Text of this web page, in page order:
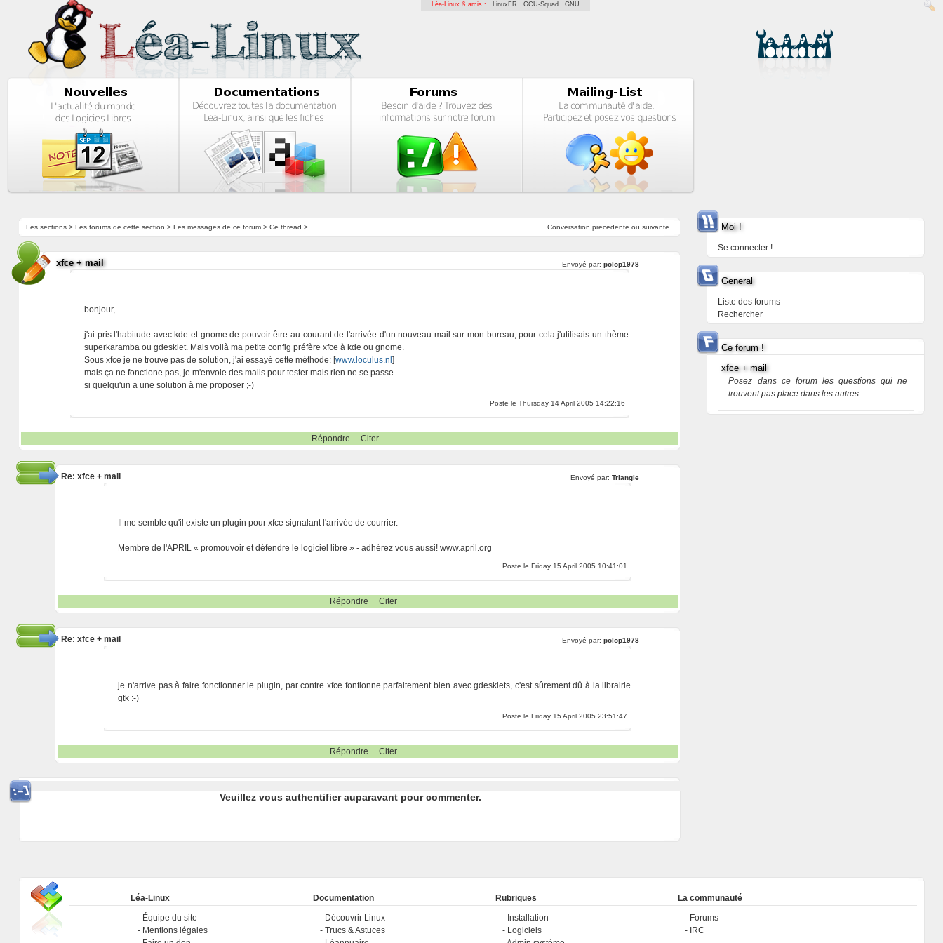
Léa-Linux & amis : LinuxFR GCU-Squad GNU
Conversation precedente ou suivante
Les sections> Les forums de cette section > Les messages de ce forum> Ce thread >
xfce + mail Envoyé par: polop1978
bonjour,
j'ai pris l'habitude avec kde et gnome de pouvoir être au courant de l'arrivée d'un nouveau mail sur mon bureau, pour cela j'utilisais un thème
superkaramba ou gdesklet. Mais voilà ma petite config préfère xfce à kde ou gnome.
Sous xfce je ne trouve pas de solution, j'ai essayé cette méthode: [www.loculus.nl]
mais ça ne fonctione pas, je m'envoie des mails pour tester mais rien ne se passe...
si quelqu'un a une solution à me proposer ;-)
Poste le Thursday 14 April 2005 14:22:16
Répondre Citer
Re: xfce + mail Envoyé par: Triangle
Il me semble qu'il existe un plugin pour xfce signalant l'arrivée de courrier.
Membre de l'APRIL « promouvoir et défendre le logiciel libre » - adhérez vous aussi! www.april.org
Poste le Friday 15 April 2005 10:41:01
Répondre Citer
Re: xfce + mail Envoyé par: polop1978
je n'arrive pas à faire fonctionner le plugin, par contre xfce fontionne parfaitement bien avec gdesklets, c'est sûrement dû à la librairie
gtk :-)
Poste le Friday 15 April 2005 23:51:47
Répondre Citer
Veuillez vous authentifier auparavant pour commenter.
Moi !
Se connecter !
General
Liste des forums
Rechercher
Ce forum !
xfce + mail
Posez dans ce forum les questions qui ne
trouvent pas place dans les autres...
Léa-Linux
Équipe du site
Mentions légales
Documentation
Découvrir Linux
Trucs & Astuces
Rubriques
Installation
Logiciels
La communauté
Forums
IRC